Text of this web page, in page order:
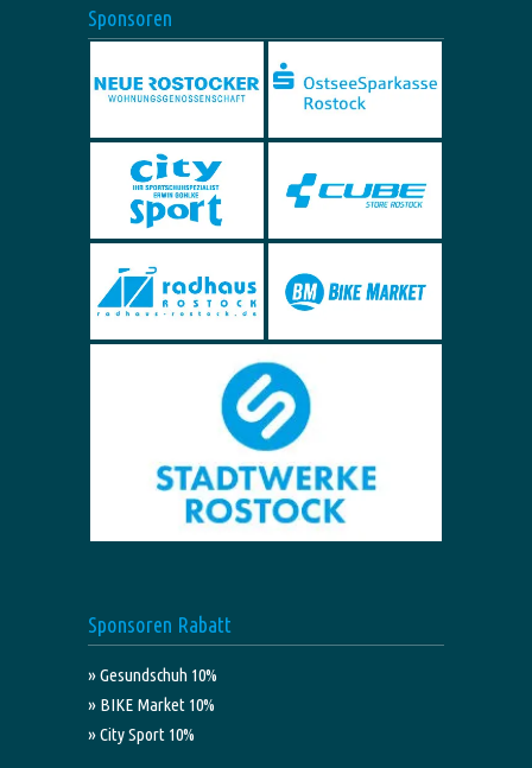
Sponsoren
Sponsoren Rabatt
» Gesundschuh 10%
» BIKE Market 10%
» City Sport 10%